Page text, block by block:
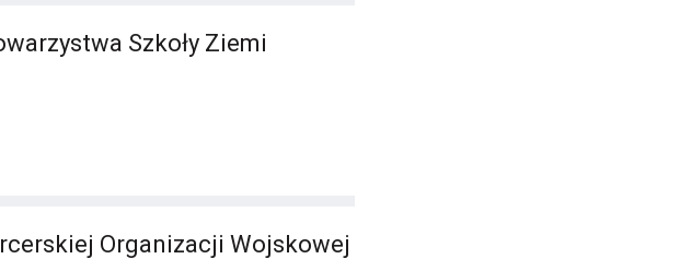
Szkoły Ziemi
Organizacji Wojskowej